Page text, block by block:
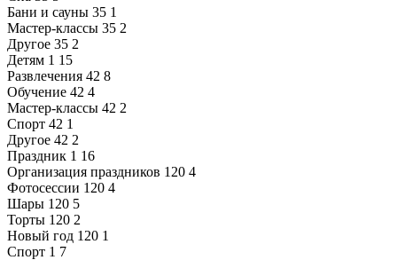
Бани и сауны 35 1
Мастер-классы 35 2
Другое 35 2
Детям 1 15
Развлечения 42 8
Обучение 42 4
Мастер-классы 42 2
Спорт 42 1
Другое 42 2
Праздник 1 16
Организация праздников 120 4
Фотосессии 120 4
Шары 120 5
Торты 120 2
Новый год 120 1
Спорт 1 7